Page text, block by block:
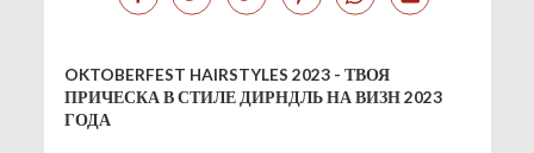
OKTOBERFEST HAIRSTYLES 2023 - ТВОЯ
ПРИЧЕСКА В СТИЛЕ ДИРНДЛЬ НА ВИЗН 2023
ГОДА